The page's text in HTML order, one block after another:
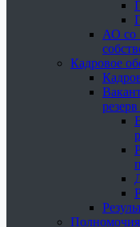
АО со
Кадровое